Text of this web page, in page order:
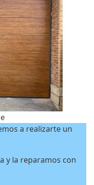
a realizarte un
y la reparamos con